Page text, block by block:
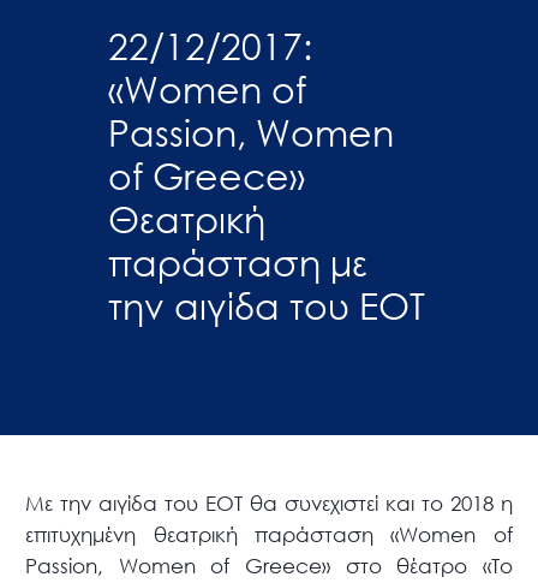
22/12/2017:
«Women of
Passion, Women
of Greece»
Θεατρική
παράσταση με
την αιγίδα του ΕΟΤ
Με την αιγίδα του ΕΟΤ θα συνεχιστεί και το 2018 η
επιτυχημένη θεατρική παράσταση «Women of
Passion, Women of Greece» στο θέατρο «Το